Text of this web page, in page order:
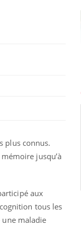
plus connus.
jusqu’à
aux
tous les
une maladie
pour
mental ou